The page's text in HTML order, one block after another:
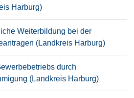
Harburg)
Weiterbildung bei der
(Landkreis Harburg)
durch
(Landkreis Harburg)